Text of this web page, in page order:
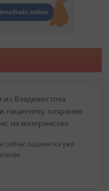
из Владивостока
пациентку, сохранив
на материнство
пациентка уже